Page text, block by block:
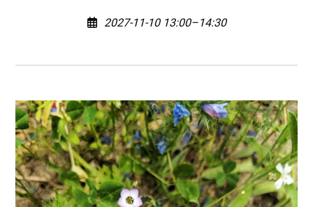
2027-11-10 13:00–14:30